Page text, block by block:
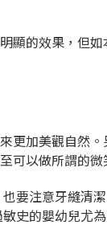
顯的效果，但
更加美觀自然。
可以做所謂的微
要注意牙縫清
史的嬰幼兒尤為